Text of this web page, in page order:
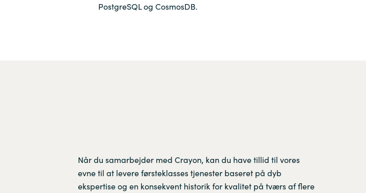
PostgreSQL og CosmosDB.
Når du samarbejder med Crayon, kan du have tillid til vores
evne til at levere førsteklasses tjenester baseret på dyb
ekspertise og en konsekvent historik for kvalitet på tværs af flere